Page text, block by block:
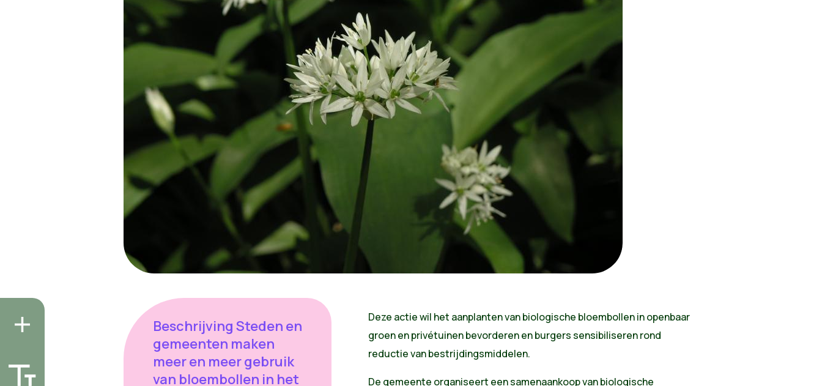
Beschrijving Steden en
gemeenten maken
meer en meer gebruik
van bloembollen in het
Deze actie wil het aanplanten van biologische bloembollen in openbaar
groen en privétuinen bevorderen en burgers sensibiliseren rond
reductie van bestrijdingsmiddelen.
De gemeente organiseert een samenaankoop van biologische